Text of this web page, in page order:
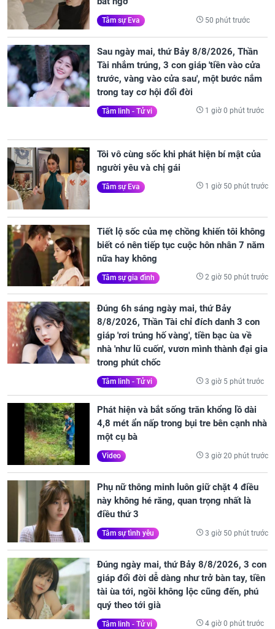
Tâm sự Eva 50 phút trước
Sau ngày mai, thứ Bảy 8/8/2026, Thần
Tài nhắm trúng, 3 con giáp 'tiền vào cửa
trước, vàng vào cửa sau', một bước nắm
trong tay cơ hội đổi đời
Tâm linh - Tử vi 1 giờ 0 phút trước
Tôi vô cùng sốc khi phát hiện bí mật của
người yêu và chị gái
Tâm sự Eva 1 giờ 50 phút trước
Tiết lộ sốc của mẹ chồng khiến tôi không
biết có nên tiếp tục cuộc hôn nhân 7 năm
nữa hay không
Tâm sự gia đình 2 giờ 50 phút trước
Đúng 6h sáng ngày mai, thứ Bảy
8/8/2026, Thần Tài chỉ đích danh 3 con
giáp 'rơi trúng hố vàng', tiền bạc ùa về
nhà 'như lũ cuốn', vươn mình thành đại gia
trong phút chốc
Tâm linh - Tử vi 3 giờ 5 phút trước
Phát hiện và bắt sống trăn khổng lồ dài
4,8 mét ẩn nấp trong bụi tre bên cạnh nhà
một cụ bà
Video 3 giờ 20 phút trước
Phụ nữ thông minh luôn giữ chặt 4 điều
này không hé răng, quan trọng nhất là
điều thứ 3
Tâm sự tình yêu 3 giờ 50 phút trước
Đúng ngày mai, thứ Bảy 8/8/2026, 3 con
giáp đổi đời dễ dàng như trở bàn tay, tiền
tài ùa tới, ngồi không lộc cũng đến, phú
quý theo tới già
Tâm linh - Tử vi 4 giờ 0 phút trước